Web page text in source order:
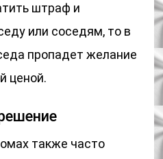
штраф и
или соседям, то в
пропадет желание
ценой.
также часто